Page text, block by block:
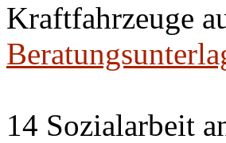
Kraftfahrzeuge
14 Sozialarbeit